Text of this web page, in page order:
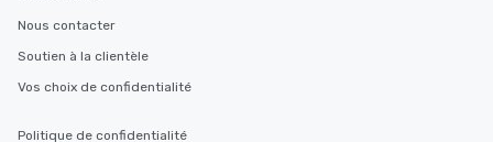
Nous contacter
Soutien à la clientèle
Vos choix de confidentialité
Politique de confidentialité